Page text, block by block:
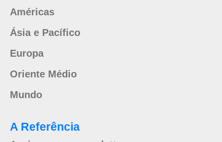
Américas
Ásia e Pacífico
Europa
Oriente Médio
Mundo
A Referência